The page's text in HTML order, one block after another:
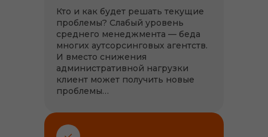
Кто и как будет решать текущие
проблемы? Слабый уровень
среднего менеджмента — беда
многих аутсорсинговых агентств.
И вместо снижения
административной нагрузки
клиент может получить новые
проблемы…